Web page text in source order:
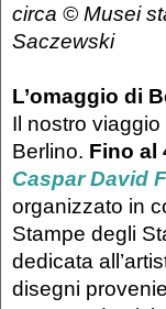
circa © Musei
Saczewski
L’omaggio di
Il nostro
Berlino. Fino al
Caspar David
organizzato in
Stampe degli
dedicata
disegni